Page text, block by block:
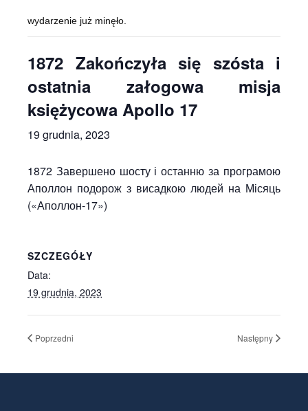
wydarzenie już minęło.
1872 Zakończyła się szósta i
ostatnia załogowa misja
księżycowa Apollo 17
19 grudnia, 2023
1872 Завершено шосту і останню за програмою
Аполлон подорож з висадкою людей на Місяць
(«Аполлон-17»)
SZCZEGÓŁY
Data:
19 grudnia, 2023
Poprzedni Następny